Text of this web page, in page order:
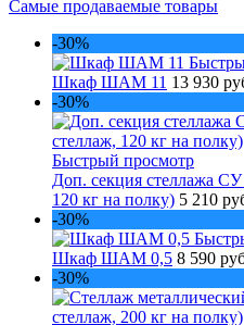
Самые продаваемые товары
-30%
Шкаф ШАМ 11 13 930
-30%
Быстрый просмотр
Доп. секция стеллажа СУ
120 кг на полку) 5 210
-30%
Шкаф ШАМ 0,5 8 590
-30%